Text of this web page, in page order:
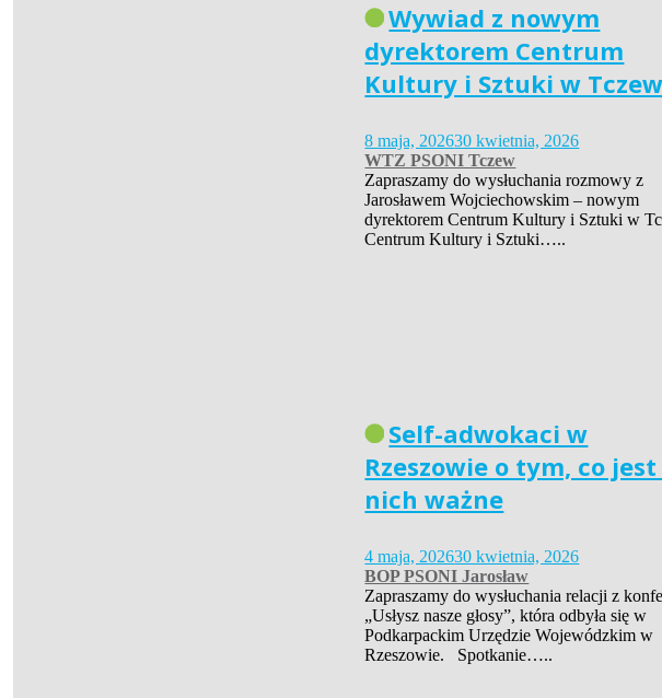
Wywiad z nowym
dyrektorem Centrum
Kultury i Sztuki w
8 maja, 202630 kwietnia, 2026
WTZ PSONI Tczew
Zapraszamy do wysłuchania rozmowy z
Jarosławem Wojciechowskim – nowym
dyrektorem Centrum Kultury i Sztuki w
Centrum Kultury i Sztuki…..
Self-adwokaci w
Rzeszowie o tym, co
nich ważne
4 maja, 202630 kwietnia, 2026
BOP PSONI Jarosław
Zapraszamy do wysłuchania relacji z
„Usłysz nasze głosy”, która odbyła się w
Podkarpackim Urzędzie Wojewódzkim w
Rzeszowie. Spotkanie…..